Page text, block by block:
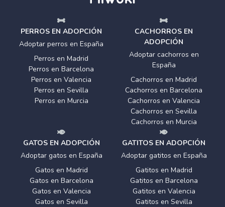
PERROS EN ADOPCIÓN
Adoptar perros en España
Perros en Madrid
Perros en Barcelona
Perros en Valencia
Perros en Sevilla
Perros en Murcia
CACHORROS EN
ADOPCIÓN
Adoptar cachorros en
España
Cachorros en Madrid
Cachorros en Barcelona
Cachorros en Valencia
Cachorros en Sevilla
Cachorros en Murcia
GATOS EN ADOPCIÓN
Adoptar gatos en España
Gatos en Madrid
Gatos en Barcelona
Gatos en Valencia
Gatos en Sevilla
GATITOS EN ADOPCIÓN
Adoptar gatitos en España
Gatitos en Madrid
Gatitos en Barcelona
Gatitos en Valencia
Gatitos en Sevilla